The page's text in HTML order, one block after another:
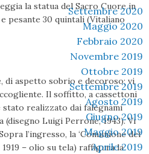
Settembre 2020
Maggio 2020
Febbraio 2020
Novembre 2019
Ottobre 2019
Settembre 2019
Agosto 2019
Giugno 2019
Maggio 2019
Aprile 2019
la statua del Sacro Cuore in
pesante 30 quintali (Vitaliano
di aspetto sobrio e decoroso; vi
Il soffitto, a cassettoni
stato realizzato dai falegnami
(disegno Luigi Perrone, 1943). Vi
l’ingresso, la ‘Comunione dei
1919 – olio su tela) raffigura la